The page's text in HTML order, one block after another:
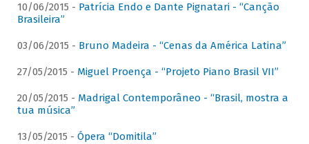
10/06/2015 - Patrícia Endo e Dante Pignatari - “Canção
Brasileira”
03/06/2015 - Bruno Madeira - “Cenas da América Latina”
27/05/2015 - Miguel Proença - “Projeto Piano Brasil VII”
20/05/2015 - Madrigal Contemporâneo - “Brasil, mostra a
tua música”
13/05/2015 - Ópera “Domitila”